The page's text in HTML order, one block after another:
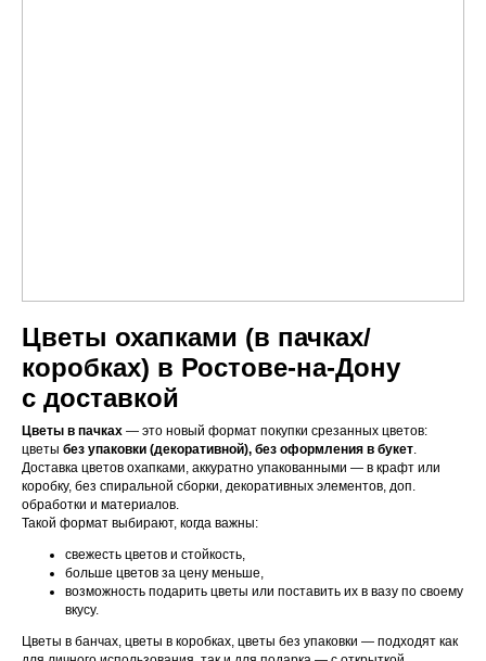
Цветы охапками (в пачках/
коробках) в Ростове-на-Дону
с доставкой
Цветы в пачках — это новый формат покупки срезанных цветов:
цветы без упаковки (декоративной), без оформления в букет.
Доставка цветов охапками, аккуратно упакованными — в крафт или
коробку, без спиральной сборки, декоративных элементов, доп.
обработки и материалов.
Такой формат выбирают, когда важны:
свежесть цветов и стойкость,
больше цветов за цену меньше,
возможность подарить цветы или поставить их в вазу по своему
вкусу.
Цветы в банчах, цветы в коробках, цветы без упаковки — подходят как